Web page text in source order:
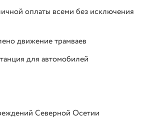
оплаты всеми без исключения
движение трамваев
для автомобилей
Северной Осетии